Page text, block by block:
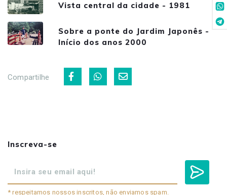
Vista central da cidade - 1981
Sobre a ponte do Jardim Japonês -
Início dos anos 2000
Compartilhe
Inscreva-se
* respeitamos nossos inscritos, não enviamos spam.